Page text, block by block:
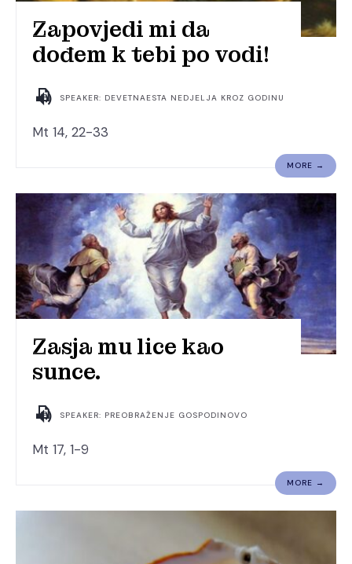
Zapovjedi mi da
dođem k tebi po vodi!
SPEAKER: DEVETNAESTA NEDJELJA KROZ GODINU
Mt 14, 22-33
MORE →
Zasja mu lice kao
sunce.
SPEAKER: PREOBRAŽENJE GOSPODINOVO
Mt 17, 1-9
MORE →